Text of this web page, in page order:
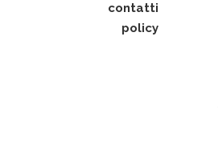
contatti
policy